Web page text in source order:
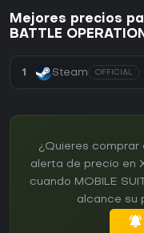
Mejores precios
BATTLE
1 Steam OFFICIAL
¿Quieres comprar
alerta de precio en
cuando MOBILE
alcance su